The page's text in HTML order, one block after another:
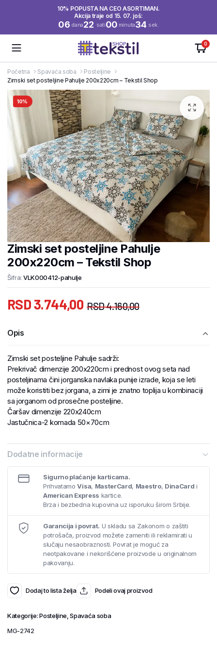
10% POPUSTA NA CEO ASORTIMAN.
Akcija traje od 15. 07. još:
06 dana22 sati00 minuta34 sek.
0
Početna Spavaća soba
Posteljine
Zimski set posteljine Pahulje 200x220cm – Tekstil Shop
10%
Zimski set posteljine Pahulje
200x220cm – Tekstil Shop
Šifra: VLK000412-pahulje
RSD4.160,00
RSD3.744,00
Opis
Zimski set posteljine Pahulje sadrži:
Prekrivač dimenzije 200x220cm i prednost ovog seta nad
posteljinama čini jorganska navlaka punije izrade, koja se leti
može koristiti bez jorgana, a zimi je znatno toplija u kombinaciji
sa jorganom od prosečne posteljine.
Čaršav dimenzije 220x240cm
Jastučnica-2 komada 50×70cm
Dodatne informacije
Sigurno plaćanje karticama.
PrihvatamoVisa, MasterCard, Maestro, DinaCard i
American Express kartice.
Brza i bezbedna kupovina uz isporuku širom Srbije.
Garancija i povrat. U skladu sa Zakonom o zaštiti
potrošača, proizvod možete zameniti ili reklamirati u
slučaju nesaobraznosti. Povrat je moguć za
neotpakovane i nekorišćene proizvode u originalnom
pakovanju.
Dodaj to lista želja Podeli ovaj proizvod
Kategorije:Posteljine ,Spavaća soba
MG-2742